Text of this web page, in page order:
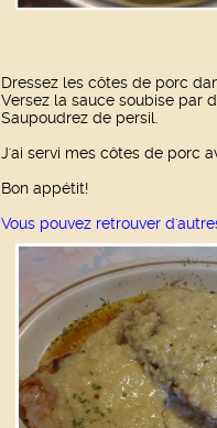
Dressez les côtes de porc
Versez la sauce soubise par
Saupoudrez de persil.
J'ai servi mes côtes de porc
Bon appétit!
Vous pouvez retrouver